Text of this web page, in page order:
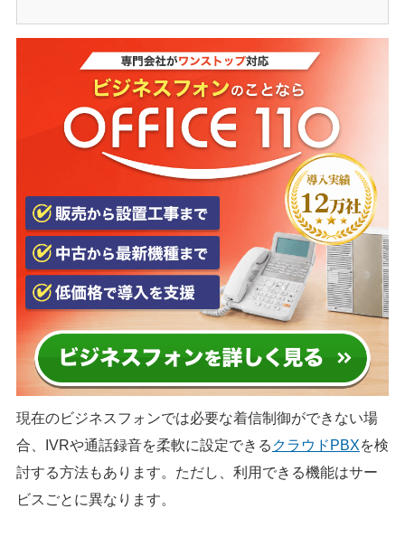
現在のビジネスフォンでは必要な着信制御ができない場
合、IVRや通話録音を柔軟に設定できる クラウドPBXを検
討する方法もあります。ただし、利用できる機能はサー
ビスごとに異なります。